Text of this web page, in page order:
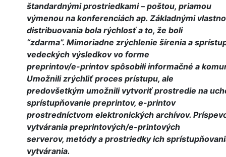
štandardnými prostriedkami – poštou, priamou
výmenou na konferenciách ap. Základnými
distribuovania bola rýchlosť a to, že boli
“zdarma”. Mimoriadne zrýchlenie šírenia a
vedeckých výsledkov vo forme
preprintov/e-printov spôsobili informačné a
Umožnili zrýchliť proces prístupu, ale
predovšetkým umožnili vytvoriť prostredie na
sprístupňovanie preprintov, e-printov
prostredníctvom elektronických archívov.
vytvárania preprintových/e-printových
serverov, metódy a prostriedky ich
vytvárania.